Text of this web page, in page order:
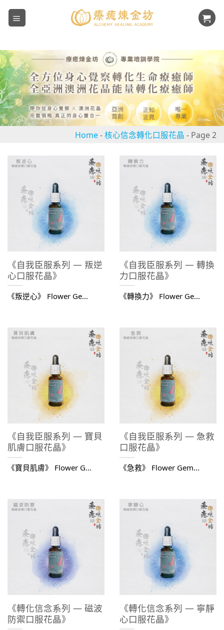
Skip
Home-核心信念轉化口服花晶 - Page 2
《自我臣服系列 — 叛逆
心口服花晶》
《叛逆心》 Flower Ge...
《自我臣服系列 — 轉換
力口服花晶》
《轉換力》 Flower Ge...
《自我臣服系列 — 寶貝
肌膚口服花晶》
《寶貝肌膚》 Flower G...
《自我臣服系列 — 急救
口服花晶》
《急救》 Flower Gem...
《轉化信念系列 — 磁波
防禦口服花晶》
《轉化信念系列 — 寧靜
心口服花晶》